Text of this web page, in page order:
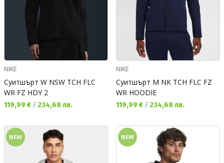
NIKE
Суитшърт W NSW TCH FLC
WR FZ HDY 2
Текуща цена:
119,99 € / 234,68 лв.
NIKE
Суитшърт M NK TCH FLC FZ
WR HOODIE
Текуща цена:
119,99 € / 234,68 лв.
NEW NEW